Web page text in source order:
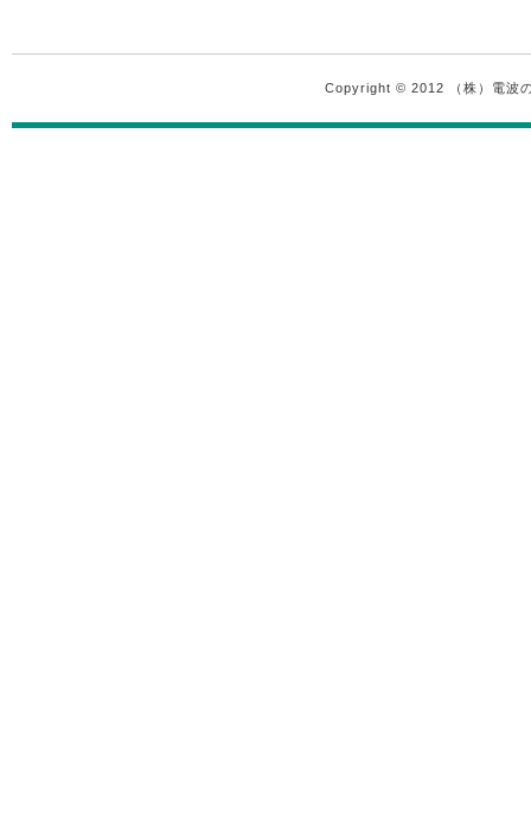
Copyright © 2012 （株）電波